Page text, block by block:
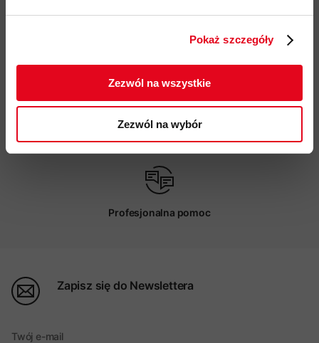
Pokaż szczegóły
Zezwól na wszystkie
Zezwól na wybór
Profesjonalna pomoc
Zapisz się do Newslettera
Twój e-mail
zgodnie z Polityką prywatności.